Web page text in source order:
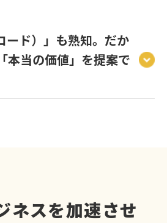
ード）」も熟知。だか
本当の価値」を提案で
ネスを加速させ